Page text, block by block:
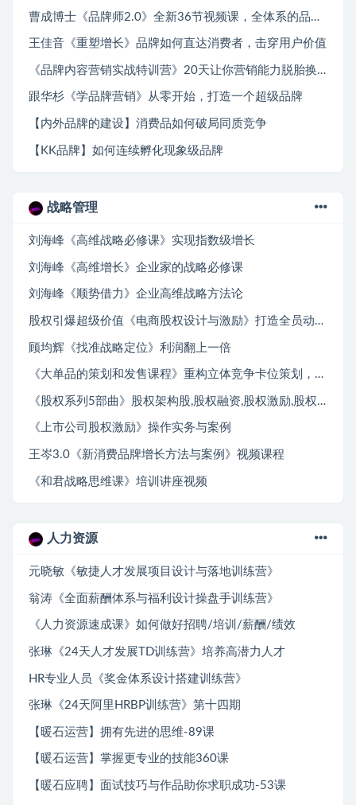
曹成博士《品牌师2.0》全新36节视频课，全体系的品牌构建
王佳音《重塑增长》品牌如何直达消费者，击穿用户价值
《品牌内容营销实战特训营》20天让你营销能力脱胎换骨
跟华杉《学品牌营销》从零开始，打造一个超级品牌
【内外品牌的建设】消费品如何破局同质竞争
【KK品牌】如何连续孵化现象级品牌
战略管理
刘海峰《高维战略必修课》实现指数级增长
刘海峰《高维增长》企业家的战略必修课
刘海峰《顺势借力》企业高维战略方法论
股权引爆超级价值《电商股权设计与激励》打造全员动力机制
顾均辉《找准战略定位》利润翻上一倍
《大单品的策划和发售课程》重构立体竞争卡位策划，让爆品持续爆卖
《股权系列5部曲》股权架构股,股权融资,股权激励,股权收购,股权裂变连锁与众筹
《上市公司股权激励》操作实务与案例
王岑3.0《新消费品牌增长方法与案例》视频课程
《和君战略思维课》培训讲座视频
人力资源
元晓敏《敏捷人才发展项目设计与落地训练营》
翁涛《全面薪酬体系与福利设计操盘手训练营》
《人力资源速成课》如何做好招聘/培训/薪酬/绩效
张琳《24天人才发展TD训练营》培养高潜力人才
HR专业人员《奖金体系设计搭建训练营》
张琳《24天阿里HRBP训练营》第十四期
【暖石运营】拥有先进的思维-89课
【暖石运营】掌握更专业的技能360课
【暖石应聘】面试技巧与作品助你求职成功-53课